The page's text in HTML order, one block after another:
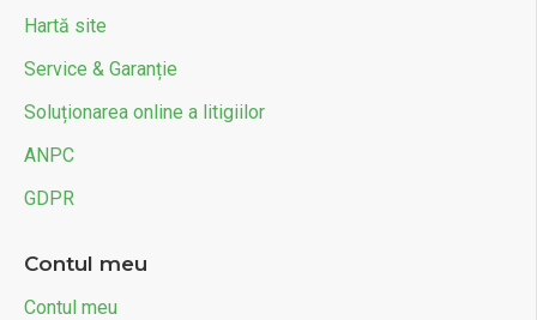
Hartă site
Service & Garanție
Soluționarea online a litigiilor
ANPC
GDPR
Contul meu
Contul meu